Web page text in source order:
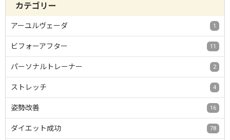
カテゴリー
アーユルヴェーダ 1
ビフォーアフター 11
パーソナルトレーナー 2
ストレッチ 4
姿勢改善 16
ダイエット成功 78